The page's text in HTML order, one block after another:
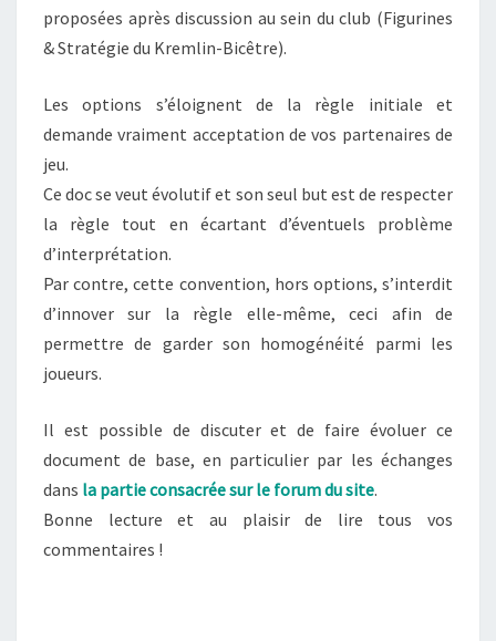
proposées après discussion au sein du club (Figurines
& Stratégie du Kremlin-Bicêtre).
Les options s’éloignent de la règle initiale et
demande vraiment acceptation de vos partenaires de
jeu.
Ce doc se veut évolutif et son seul but est de respecter
la règle tout en écartant d’éventuels problème
d’interprétation.
Par contre, cette convention, hors options, s’interdit
d’innover sur la règle elle-même, ceci afin de
permettre de garder son homogénéité parmi les
joueurs.
Il est possible de discuter et de faire évoluer ce
document de base, en particulier par les échanges
dans la partie consacrée sur le forum du site.
Bonne lecture et au plaisir de lire tous vos
commentaires !